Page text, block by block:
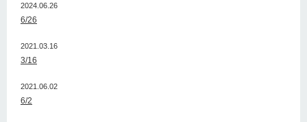
2024.06.26
6/26
2021.03.16
3/16
2021.06.02
6/2